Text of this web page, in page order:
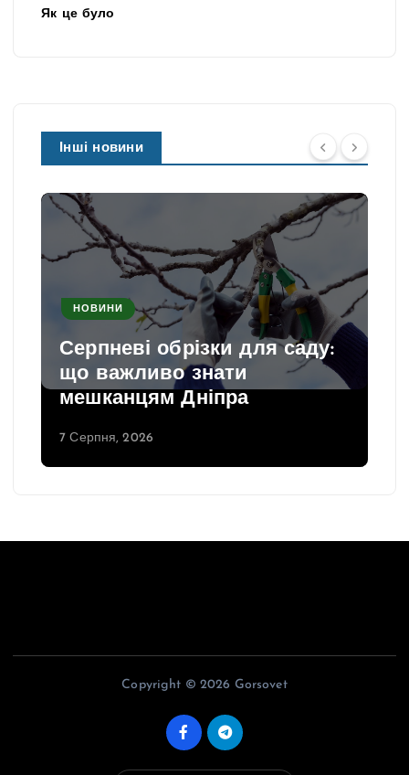
Як це було
Інші новини
НОВИНИ
Серпневі обрізки для саду:
що важливо знати
мешканцям Дніпра
7 Серпня, 2026
Copyright © 2026 Gorsovet